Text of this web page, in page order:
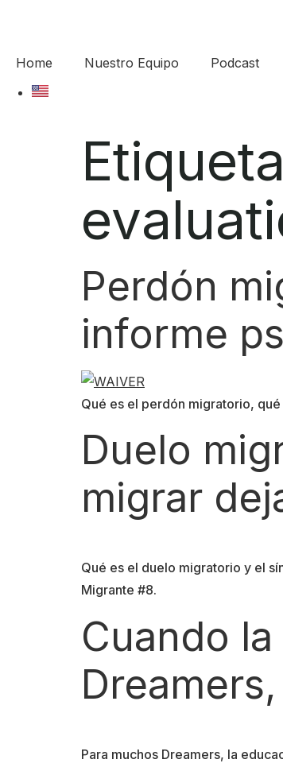
Home Nuestro Equipo Podcast
Perdón
informe
Qué es el perdón migratorio,
Duelo
migrar
Qué es el duelo migratorio y el
Migrante #8.
Cuando
Para muchos Dreamers, la